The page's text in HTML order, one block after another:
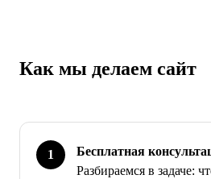
Как мы делаем сайт
Бесплатная
Разбираемся в задаче: